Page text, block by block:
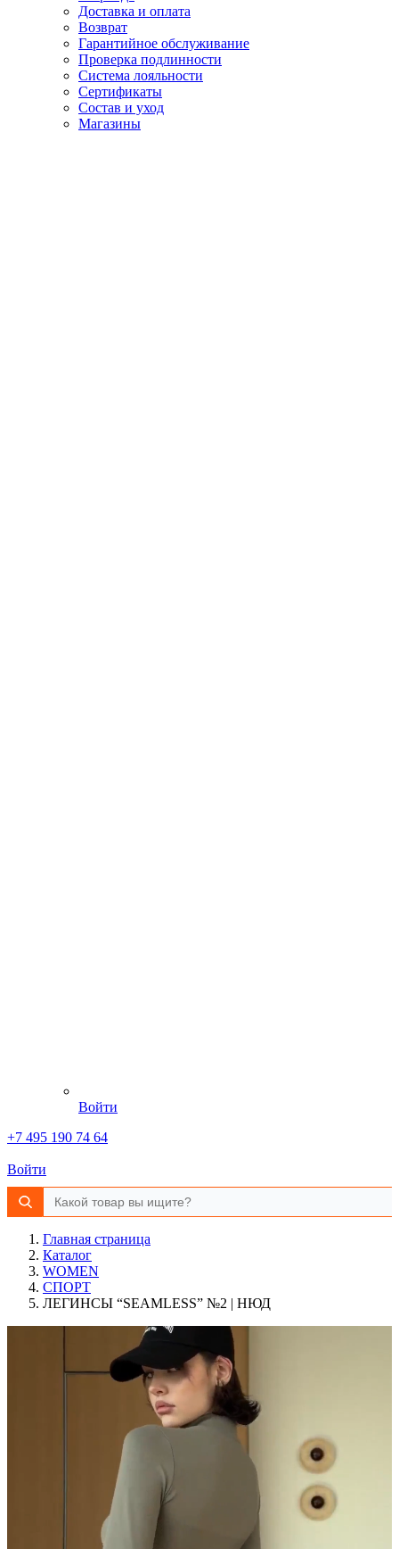
Доставка и оплата
Возврат
Гарантийное обслуживание
Проверка подлинности
Система лояльности
Сертификаты
Состав и уход
Магазины
Войти
+7 495 190 74 64
Войти
Главная страница
Каталог
WOMEN
СПОРТ
ЛЕГИНСЫ “SEAMLESS” №2 | НЮД